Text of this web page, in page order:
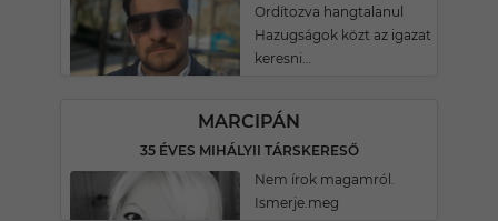
Ordítozva hangtalanul
Hazugságok közt az igazat
keresni…
MARCIPÁN
35 ÉVES MIHÁLYII TÁRSKERESŐ
Nem írok magamról.
Ismerje.meg